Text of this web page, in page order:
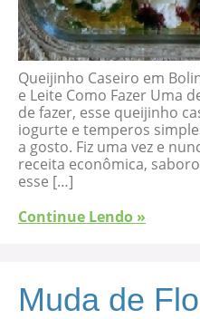
Queijinho Caseiro em
e Leite Como Fazer Uma
de fazer, esse queijinho
iogurte e temperos
a gosto. Fiz uma vez e
receita econômica,
esse […]
Continue Lendo »
Muda de